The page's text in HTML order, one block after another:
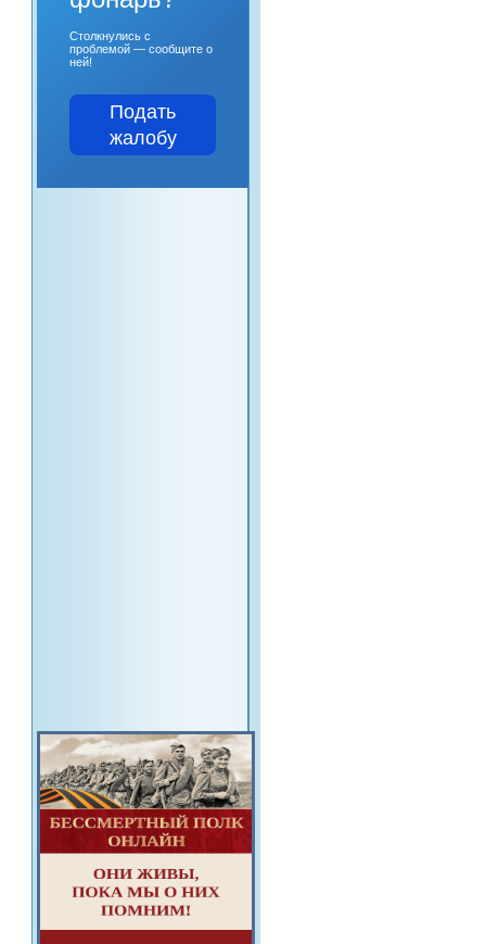
Столкнулись с
проблемой — сообщите о
ней!
Подать
жалобу